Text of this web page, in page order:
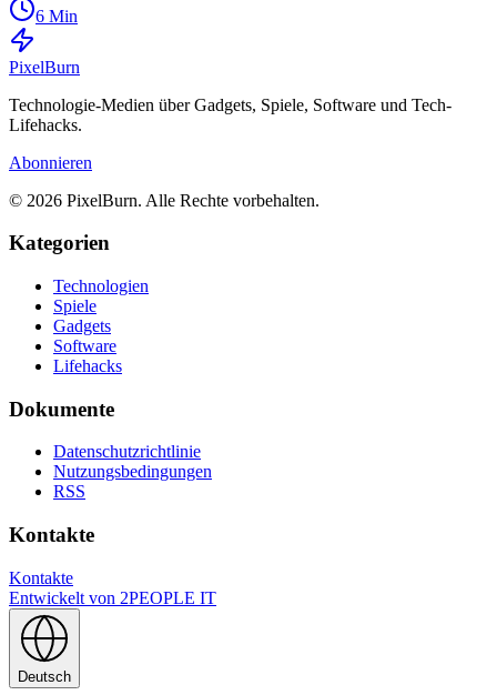
6 Min
PixelBurn
Technologie-Medien über Gadgets, Spiele, Software und Tech-
Lifehacks.
Abonnieren
© 2026 PixelBurn. Alle Rechte vorbehalten.
Kategorien
Technologien
Spiele
Gadgets
Software
Lifehacks
Dokumente
Datenschutzrichtlinie
Nutzungsbedingungen
RSS
Kontakte
Kontakte
Entwickelt von 2PEOPLE IT
Deutsch